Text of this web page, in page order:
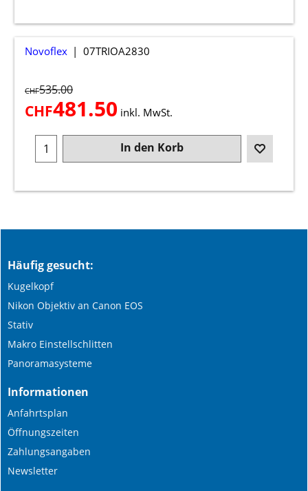
Novoflex 07TRIOA2830
CHF535.00
CHF481.50 inkl. MwSt.
In den Korb
Häufig gesucht:
Kugelkopf
Nikon Objektiv an Canon EOS
Stativ
Makro Einstellschlitten
Panoramasysteme
Informationen
Anfahrtsplan
Öffnungszeiten
Zahlungsangaben
Newsletter